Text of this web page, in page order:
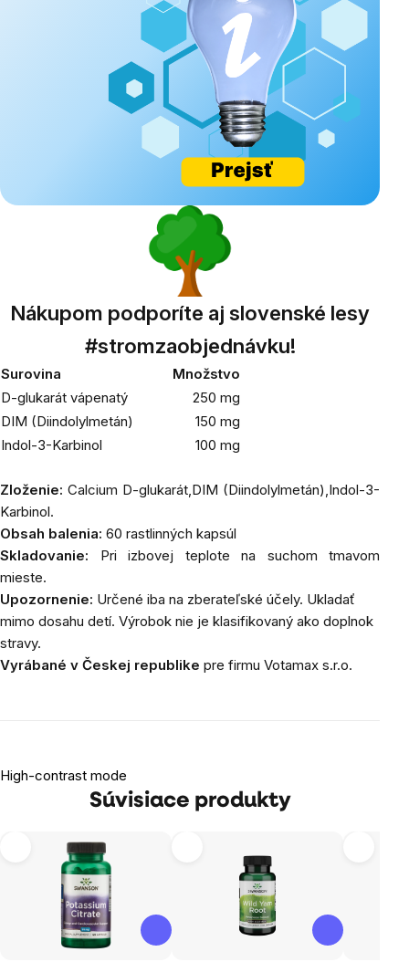
Nákupom podporíte aj slovenské lesy
#stromzaobjednávku!
Surovina
Množstvo
D-glukarát vápenatý
250 mg
DIM (Diindolylmetán)
150 mg
Indol-3-Karbinol
100 mg
Zloženie: Calcium D-glukarát,DIM (Diindolylmetán),Indol-3-
Karbinol.
Obsah balenia: 60 rastlinných kapsúl
Skladovanie: Pri izbovej teplote na suchom tmavom
mieste.
Upozornenie: Určené iba na zberateľské účely. Ukladať
mimo dosahu detí. Výrobok nie je klasifikovaný ako doplnok
stravy.
Vyrábané v Českej republike pre firmu Votamax s.r.o.
High-contrast mode
Súvisiace produkty